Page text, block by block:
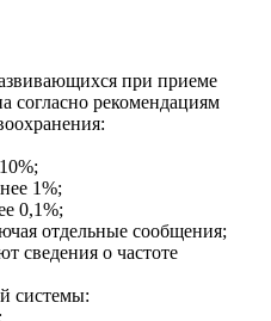
при приеме
согласно рекомендациям
1%;
0,1%;
отдельные сообщения;
сведения о частоте
системы: